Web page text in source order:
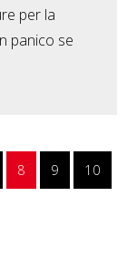
per la
panico se
8 9 10